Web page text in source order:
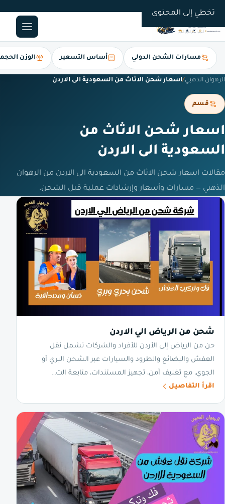
تخطي إلى المحتوى
مسارات الشحن الدولي أساس التسعير الوزن
الرهوان الذهبي/اسعار شحن الاثاث من السعودية الى الاردن
قسم
اسعار شحن الاثاث من
السعودية الى الاردن
مقالات اسعار شحن الاثاث من السعودية الى الاردن من الرهوان
الذهبي — مسارات وأسعار وإرشادات عملية قبل الشحن.
شحن من الرياض الي الاردن
حن من الرياض إلى الأردن للأفراد والشركات تشمل نقل
العفش والبضائع والطرود والسيارات عبر الشحن البري أو
الجوي، مع تغليف آمن، تجهيز المستندات، متابعة الت…
اقرأ التفاصيل